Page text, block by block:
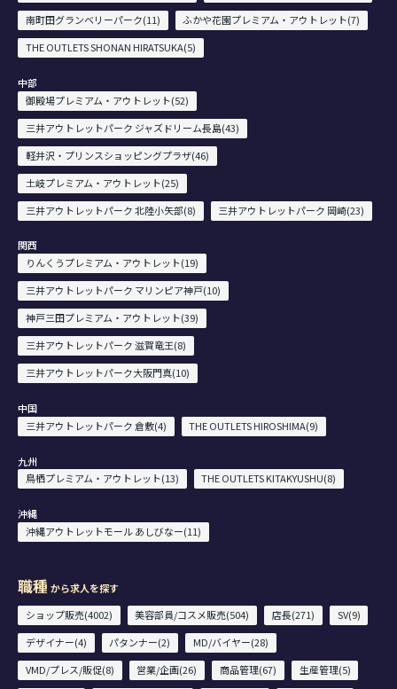
南町田グランベリーパーク(11)
ふかや花園プレミアム・アウトレット(7)
THE OUTLETS SHONAN HIRATSUKA(5)
中部
御殿場プレミアム・アウトレット(52)
三井アウトレットパーク ジャズドリーム長島(43)
軽井沢・プリンスショッピングプラザ(46)
土岐プレミアム・アウトレット(25)
三井アウトレットパーク 北陸小矢部(8)
三井アウトレットパーク 岡崎(23)
関西
りんくうプレミアム・アウトレット(19)
三井アウトレットパーク マリンピア神戸(10)
神戸三田プレミアム・アウトレット(39)
三井アウトレットパーク 滋賀竜王(8)
三井アウトレットパーク大阪門真(10)
中国
三井アウトレットパーク 倉敷(4)
THE OUTLETS HIROSHIMA(9)
九州
鳥栖プレミアム・アウトレット(13)
THE OUTLETS KITAKYUSHU(8)
沖縄
沖縄アウトレットモール あしびなー(11)
職種 から求人を探す
ショップ販売(4002)
美容部員/コスメ販売(504) 店長(271)
SV(9)
デザイナー(4)
パタンナー(2)
MD/バイヤー(28)
VMD/プレス/販促(8)
営業/企画(26) 商品管理(67)
生産管理(5)